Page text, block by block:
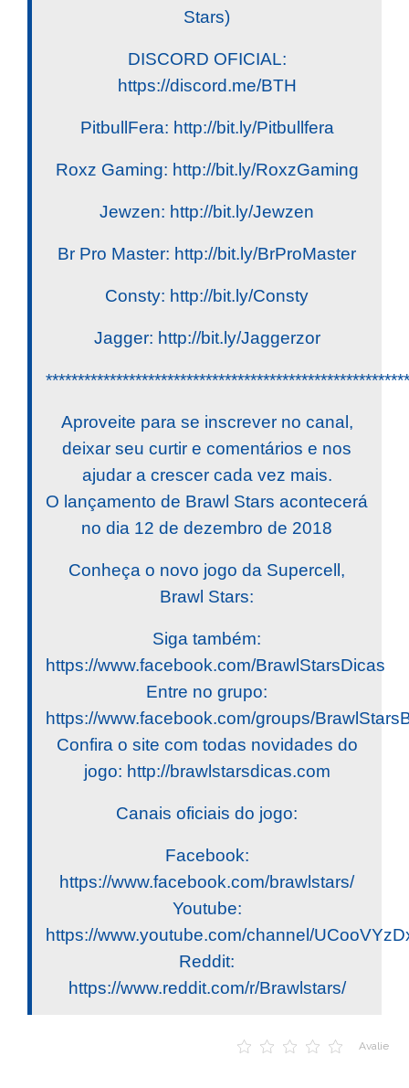
Stars)
DISCORD OFICIAL:
https://discord.me/BTH
PitbullFera: http://bit.ly/Pitbullfera
Roxz Gaming: http://bit.ly/RoxzGaming
Jewzen: http://bit.ly/Jewzen
Br Pro Master: http://bit.ly/BrProMaster
Consty: http://bit.ly/Consty
Jagger: http://bit.ly/Jaggerzor
Aproveite para se inscrever no canal,
deixar seu curtir e comentários e nos
ajudar a crescer cada vez mais.
O lançamento de Brawl Stars acontecerá
no dia 12 de dezembro de 2018
Conheça o novo jogo da Supercell,
Brawl Stars:
Siga também:
https://www.facebook.com/BrawlStarsDicas
Entre no grupo:
https://www.facebook.com/groups/
Confira o site com todas novidades do
jogo: http://brawlstarsdicas.com
Canais oficiais do jogo:
Facebook:
https://www.facebook.com/brawlstars/
Youtube:
https://www.youtube.com/channel/
Reddit:
https://www.reddit.com/r/Brawlstars/
Avalie